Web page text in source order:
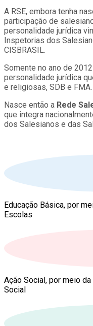
A RSE, embora tenha
participação de
personalidade jurídica
Inspetorias dos
CISBRASIL.
Somente no ano de
personalidade jurídica
e religiosas, SDB e FMA.
Nasce então a Rede
que integra
dos Salesianos e das
Educação Básica, por
Escolas
Ação Social, por meio
Social